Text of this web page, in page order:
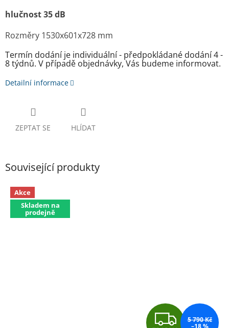
hlučnost 35 dB
Rozměry 1530x601x728 mm
Termín dodání je individuální - předpokládané dodání 4 -
8 týdnů. V případě objednávky, Vás budeme informovat.
Detailní informace
ZEPTAT SE HLÍDAT
Související produkty
Akce
Skladem na
prodejně
Z5 790 Kč
–18 %